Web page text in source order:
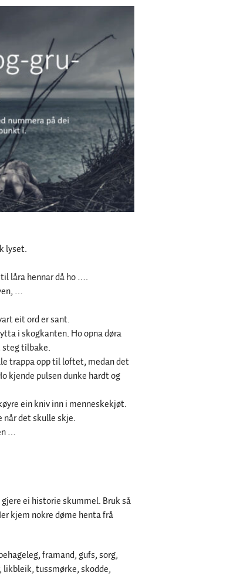
lyset.
låra hennar då ho ….
…
eit ord er sant.
i skogkanten. Ho opna døra
steg tilbake.
trappa opp til loftet, medan det
kjende pulsen dunke hardt og
ein kniv inn i menneskekjøt.
det skulle skje.
…
ei historie skummel. Bruk så
kjem nokre døme henta frå
framand, gufs, sorg,
tussmørke, skodde,